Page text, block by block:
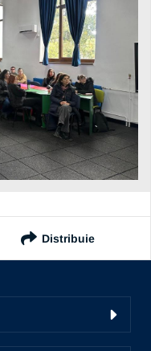
Distribuie
studenteasca-
bacau